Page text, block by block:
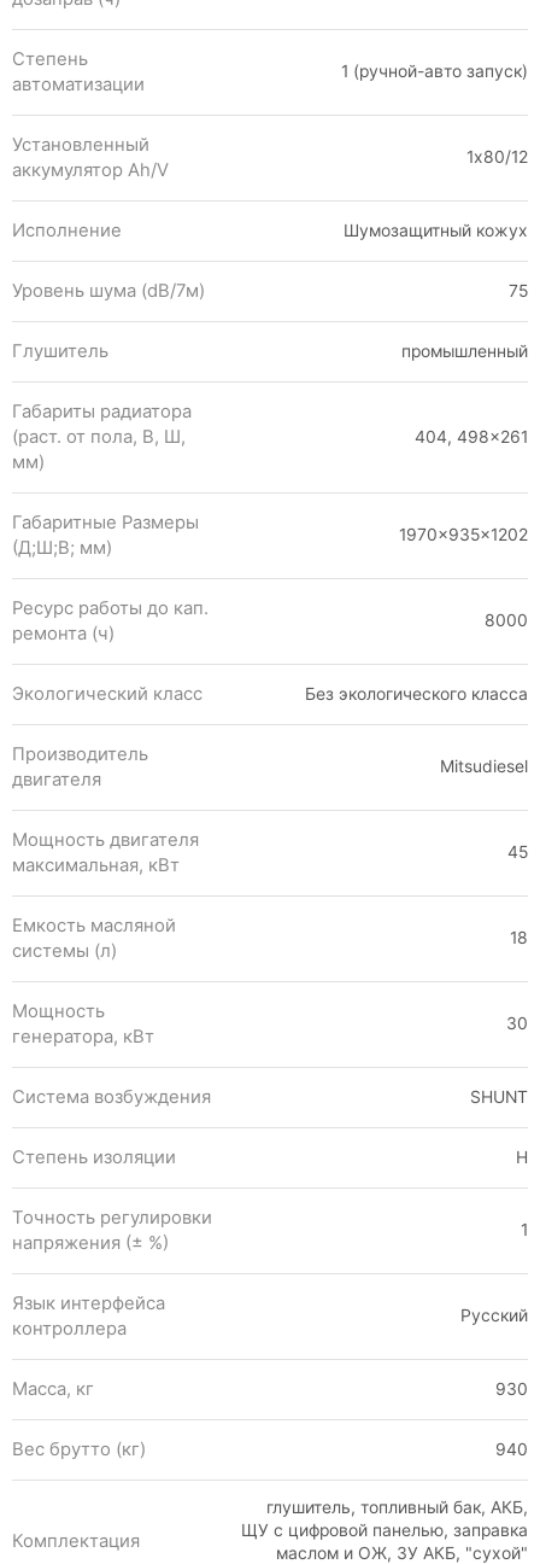
Степень
автоматизации
1 (ручной-авто запуск)
Установленный
аккумулятор Ah/V
1х80/12
Исполнение Шумозащитный кожух
Уровень шума (dB/7м) 75
Глушитель промышленный
Габариты радиатора
(раст. от пола, В, Ш,
мм)
404, 498×261
Габаритные Размеры
(Д;Ш;В; мм)
1970x935x1202
Ресурс работы до кап.
ремонта (ч)
8000
Экологический класс Без экологического класса
Производитель
двигателя
Mitsudiesel
Мощность двигателя
максимальная, кВт
45
Емкость масляной
системы (л)
18
Мощность
генератора, кВт
30
Система возбуждения SHUNT
Степень изоляции Н
Точность регулировки
напряжения (± %)
1
Язык интерфейса
контроллера
Русский
Масса, кг 930
Вес брутто (кг) 940
Комплектация
глушитель, топливный бак, АКБ,
ЩУ с цифровой панелью, заправка
маслом и ОЖ, ЗУ АКБ, "сухой"